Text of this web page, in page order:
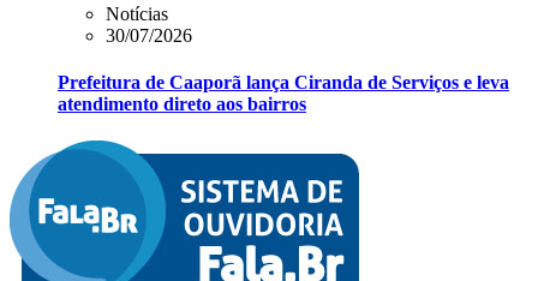
Notícias
30/07/2026
Prefeitura de Caaporã lança Ciranda de Serviços e leva
atendimento direto aos bairros